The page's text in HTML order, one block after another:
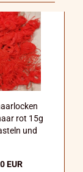
rot 15g
und
EUR